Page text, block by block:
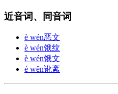
近音词、同音词
è wén恶文
è wén饿纹
è wén饿文
é wěn讹紊